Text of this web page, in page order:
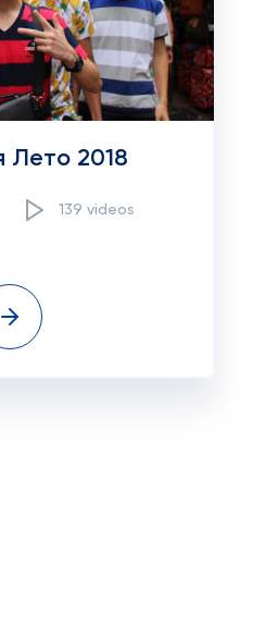
Лето 2018
139 videos